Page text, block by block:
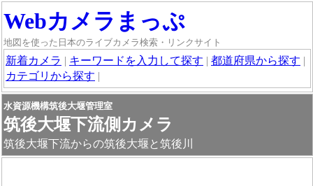
Webカメラまっぷ
地図を使った日本のライブカメラ検索・リンクサイト
新着カメラ | キーワードを入力して探す | 都道府県から探す |
カテゴリから探す |
水資源機構筑後大堰管理室
筑後大堰下流側カメラ
筑後大堰下流からの筑後大堰と筑後川